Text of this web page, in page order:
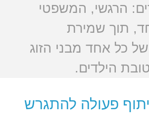
הרגשי, המשפטי
תוך שמירת
כל אחד מבני הזוג
הילדים.
פעולה להתגרש